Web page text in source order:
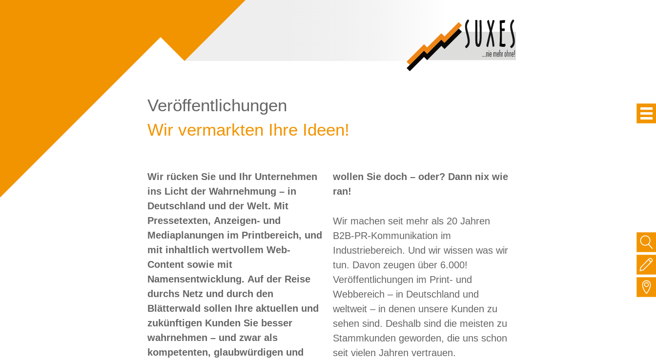
Veröffentlichungen
Wir vermarkten Ihre Ideen!
Wir rücken Sie und Ihr Unternehmen
ins Licht der Wahrnehmung – in
Deutschland und der Welt. Mit
Pressetexten, Anzeigen- und
Mediaplanungen im Printbereich, und
mit inhaltlich wertvollem Web-
Content sowie mit
Namensentwicklung. Auf der Reise
durchs Netz und durch den
Blätterwald sollen Ihre aktuellen und
zukünftigen Kunden Sie besser
wahrnehmen – und zwar als
kompetenten, glaubwürdigen und
wollen Sie doch – oder? Dann nix wie
ran!
Wir machen seit mehr als 20 Jahren
B2B-PR-Kommunikation im
Industriebereich. Und wir wissen was wir
tun. Davon zeugen über 6.000!
Veröffentlichungen im Print- und
Webbereich – in Deutschland und
weltweit – in denen unsere Kunden zu
sehen sind. Deshalb sind die meisten zu
Stammkunden geworden, die uns schon
seit vielen Jahren vertrauen.